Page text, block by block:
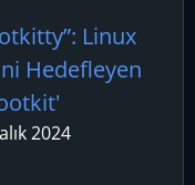
Linux
Hedefleyen
2024